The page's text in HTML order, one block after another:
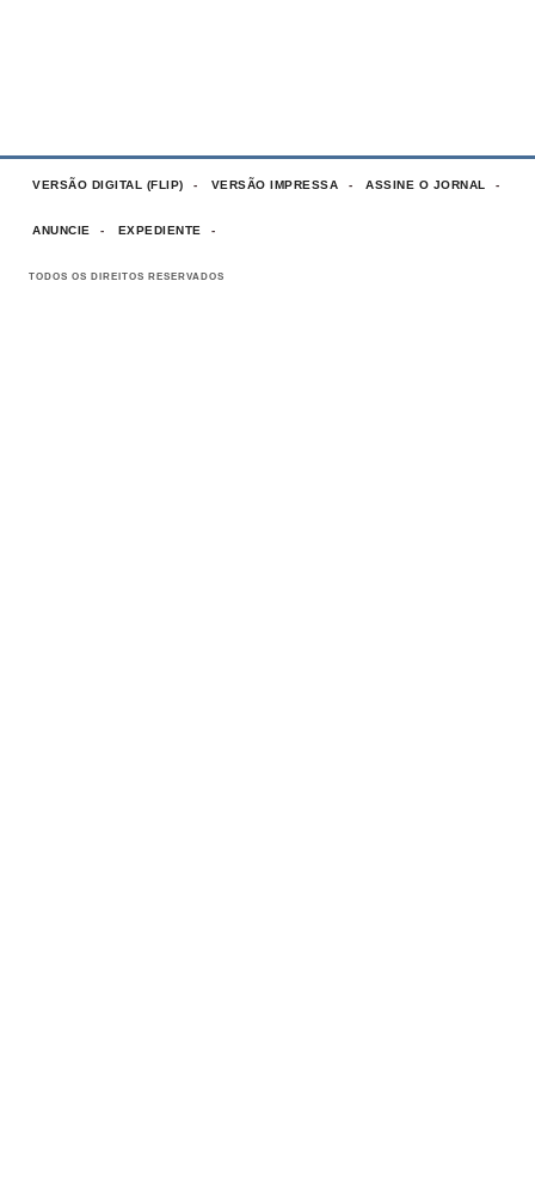
VERSÃO DIGITAL (FLIP) VERSÃO IMPRESSA ASSINE O JORNAL
ANUNCIE EXPEDIENTE
TODOS OS DIREITOS RESERVADOS